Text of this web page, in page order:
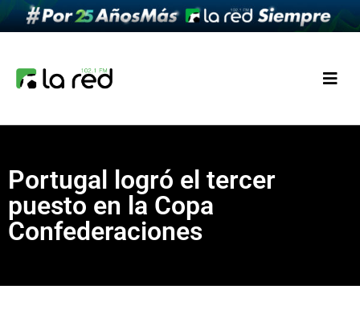
Portugal logró el tercer
puesto en la Copa
Confederaciones